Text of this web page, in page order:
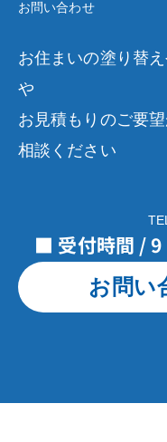
お問い合わせ
お住まいの塗り替
や
お見積もりのご要
相談ください
■ 受付時間 / 9
お問い